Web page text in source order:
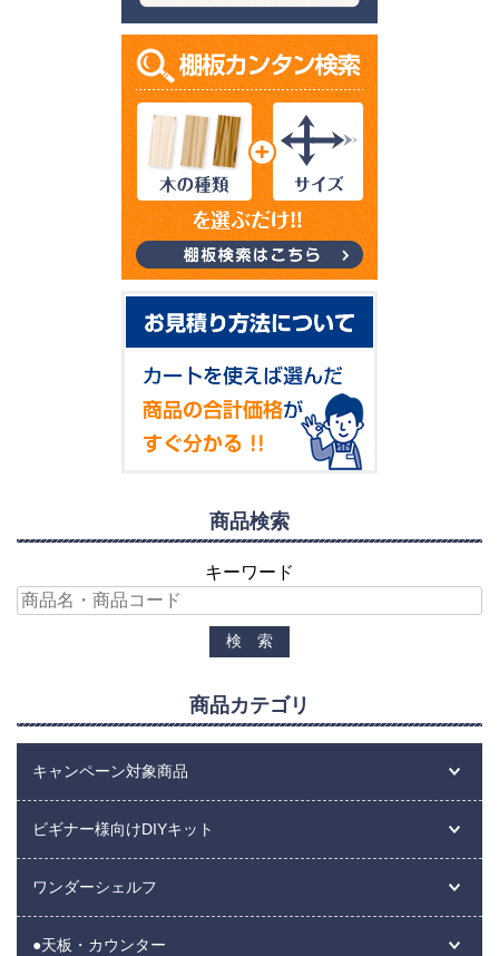
商品検索
キーワード
商品カテゴリ
キャンペーン対象商品
ビギナー様向けDIYキット
ワンダーシェルフ
●天板・カウンター